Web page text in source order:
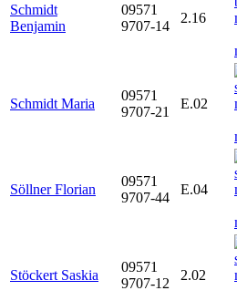
Schmidt
Benjamin
09571
9707-14
2.16
Schmidt Maria
09571
9707-21
E.02
Söllner Florian
09571
9707-44
E.04
Stöckert Saskia
09571
9707-12
2.02